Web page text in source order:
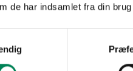
de har indsamlet fra din